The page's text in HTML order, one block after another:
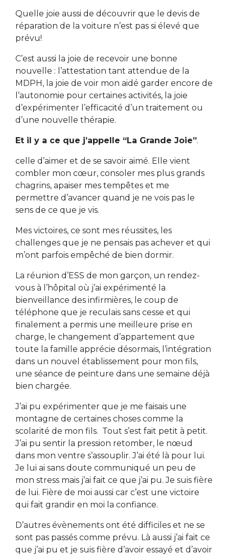
Quelle joie aussi de découvrir que le devis de
réparation de la voiture n’est pas si élevé que
prévu!
C’est aussi la joie de recevoir une bonne
nouvelle : l’attestation tant attendue de la
MDPH, la joie de voir mon aidé garder encore de
l’autonomie pour certaines activités, la joie
d’expérimenter l’efficacité d’un traitement ou
d’une nouvelle thérapie.
Et il y a ce que j’appelle “La Grande Joie”.
celle d’aimer et de se savoir aimé. Elle vient
combler mon cœur, consoler mes plus grands
chagrins, apaiser mes tempêtes et me
permettre d’avancer quand je ne vois pas le
sens de ce que je vis.
Mes victoires, ce sont mes réussites, les
challenges que je ne pensais pas achever et qui
m’ont parfois empêché de bien dormir.
La réunion d’ESS de mon garçon, un rendez-
vous à l’hôpital où j’ai expérimenté la
bienveillance des infirmières, le coup de
téléphone que je reculais sans cesse et qui
finalement a permis une meilleure prise en
charge, le changement d’appartement que
toute la famille apprécie désormais, l’intégration
dans un nouvel établissement pour mon fils,
une séance de peinture dans une semaine déjà
bien chargée.
J’ai pu expérimenter que je me faisais une
montagne de certaines choses comme la
scolarité de mon fils. Tout s’est fait petit à petit.
J’ai pu sentir la pression retomber, le nœud
dans mon ventre s’assouplir. J’ai été là pour lui.
Je lui ai sans doute communiqué un peu de
mon stress mais j’ai fait ce que j’ai pu. Je suis fière
de lui. Fière de moi aussi car c’est une victoire
qui fait grandir en moi la confiance.
D’autres évènements ont été difficiles et ne se
sont pas passés comme prévu. Là aussi j’ai fait ce
que j’ai pu et je suis fière d’avoir essayé et d’avoir